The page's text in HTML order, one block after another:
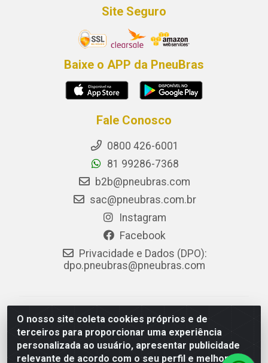
O nosso site coleta cookies próprios e de
terceiros para proporcionar uma experiência
personalizada ao usuário, apresentar publicidade
relevante de acordo com o seu perfil e melhorar a
Site Seguro
Baixe o APP da PneuBras
Fale Conosco
0800 426-6001
81 99286-7368
b2b@pneubras.com
sac@pneubras.com.br
Instagram
Facebook
Privacidade e Dados (DPO):
dpo.pneubras@pneubras.com
PneuBras - Rodovia BR-101, KM 82 - Prazeres,
Jaboatão dos Guararapes/PE - CEP 54.335-000 - CNPJ
08.678.386/0001-05 - Pneubras Comércio de Pneus
Ltda